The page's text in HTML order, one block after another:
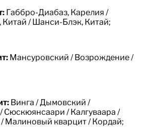
Габбро-Диабаз, Карелия /
/ Шанси-Блэк, Китай;
Мансуровский / Возрождение /
Винга / Дымовский /
Сюскюянсаари / Калгуваара /
Малиновый кварцит / Кордай;